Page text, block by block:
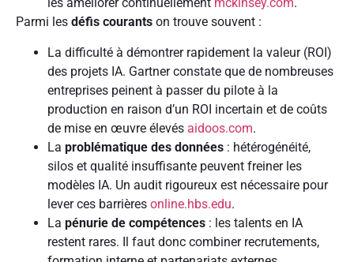
les améliorer continuellement mckinsey.com.
Parmi les défis courants on trouve souvent :
La difficulté à démontrer rapidement la valeur (ROI)
des projets IA. Gartner constate que de nombreuses
entreprises peinent à passer du pilote à la
production en raison d’un ROI incertain et de coûts
de mise en œuvre élevés aidoos.com.
La problématique des données : hétérogénéité,
silos et qualité insuffisante peuvent freiner les
modèles IA. Un audit rigoureux est nécessaire pour
lever ces barrières online.hbs.edu.
La pénurie de compétences : les talents en IA
restent rares. Il faut donc combiner recrutements,